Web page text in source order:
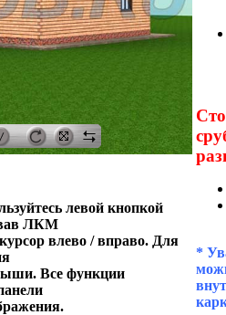
левой кнопкой
ЛКМ
влево / вправо. Для
Все функции
*